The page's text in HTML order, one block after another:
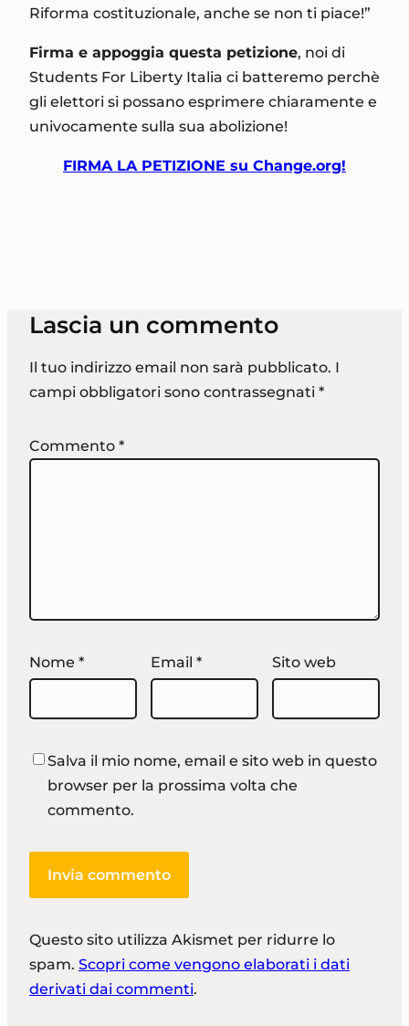
Riforma costituzionale, anche se non ti piace!”
Firma e appoggia questa petizione, noi di
Students For Liberty Italia ci batteremo perchè
gli elettori si possano esprimere chiaramente e
univocamente sulla sua abolizione!
FIRMA LA PETIZIONE su Change.org!
Lascia un commento
Il tuo indirizzo email non sarà pubblicato. I
campi obbligatori sono contrassegnati *
Commento *
Nome * Email * Sito web
Salva il mio nome, email e sito web in questo
browser per la prossima volta che
commento.
Questo sito utilizza Akismet per ridurre lo
spam. Scopri come vengono elaborati i dati
derivati dai commenti.